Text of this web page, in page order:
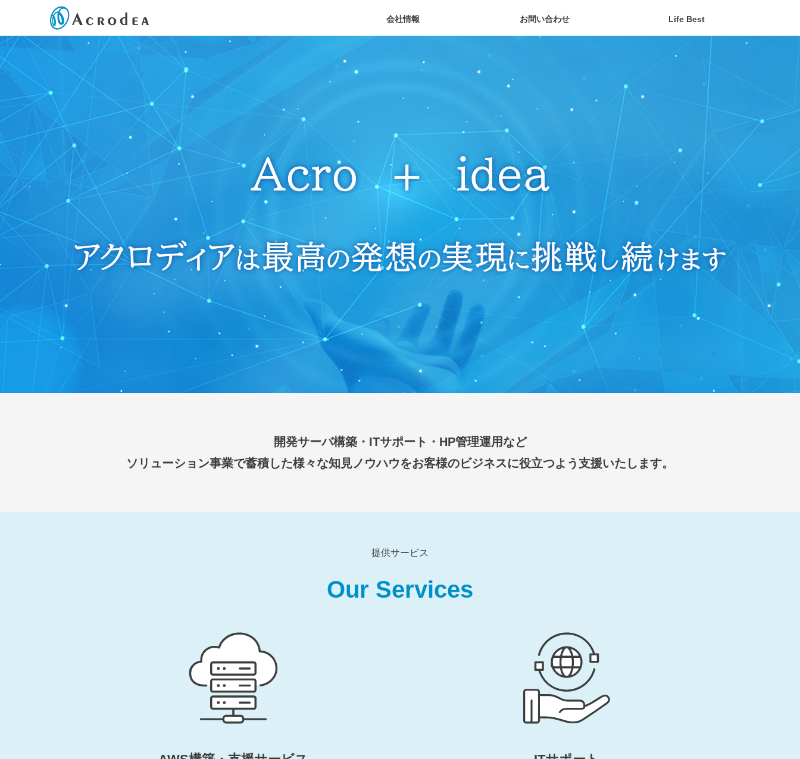
会社情報 お問い合わせ Life Best
開発サーバ構築・ITサポート・HP管理運用など
ソリューション事業で蓄積した様々な知見ノウハウをお客様のビジネスに役立つよう支援いたします。
提供サービス
Our Services